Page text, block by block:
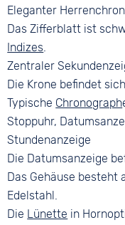
Farbe
Schwarz
Ziffern
Arabisch
Material
Kunststoff
Edelstahl
Bandschließe
Faltschließe
Eleganter
Das Zifferblatt ist
Indizes.
Zentraler
Die Krone befindet
Typische Chronograph
Stoppuhr,
Stundenanzeige
Die Datumsanzeige
Das Gehäuse
Edelstahl.
Die Lünette in